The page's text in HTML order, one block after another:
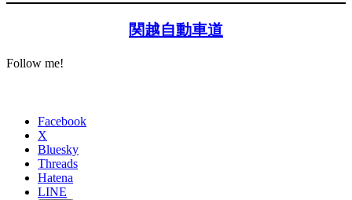
関越自動車道
Follow me!
Facebook
X
Bluesky
Threads
Hatena
LINE